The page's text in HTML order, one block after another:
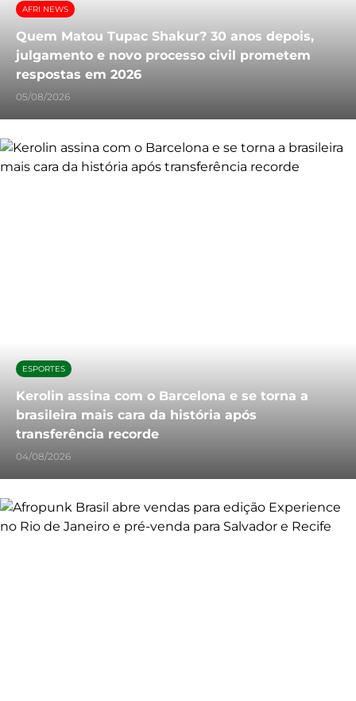
AFRI NEWS
Quem Matou Tupac Shakur? 30 anos depois,
julgamento e novo processo civil prometem
respostas em 2026
05/08/2026
ESPORTES
Kerolin assina com o Barcelona e se torna a
brasileira mais cara da história após
transferência recorde
04/08/2026